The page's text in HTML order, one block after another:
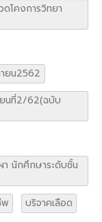
ดโคงการวิทยา
ยน2562
ยนที่2/62(ฉบับ
นักศึกษาระดับชั้น
พ
บริจาคเลือด